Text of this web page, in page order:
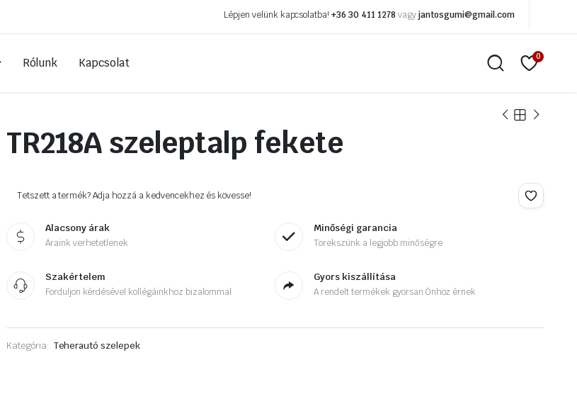
Lépjen velünk kapcsolatba!+36 30 411 1278vagy jantosgumi@gmail.com
Személyautó szelepek
Teherautó szelepek
Motor szelepek
Egyéb kiegészítő kellékek
Diagonál tapaszok
Aramid betétes tapaszok
Vulkanizáló anyagok
Légtechnika
Tirán gyűrűk
Mintavágó eszközök
Rólunk Kapcsolat 0
TR218A szeleptalp fekete
Tetszett a termék? Adja hozzá a kedvencekhez és kövesse!
Alacsony árak
Áraink verhetetlenek
Minőségi garancia
Törekszünk a legjobb minőségre
Szakértelem
Forduljon kérdésével kollégáinkhoz bizalommal
Gyors kiszállítása
A rendelt termékek gyorsan Önhöz érnek
Kategória: Teherautó szelepek